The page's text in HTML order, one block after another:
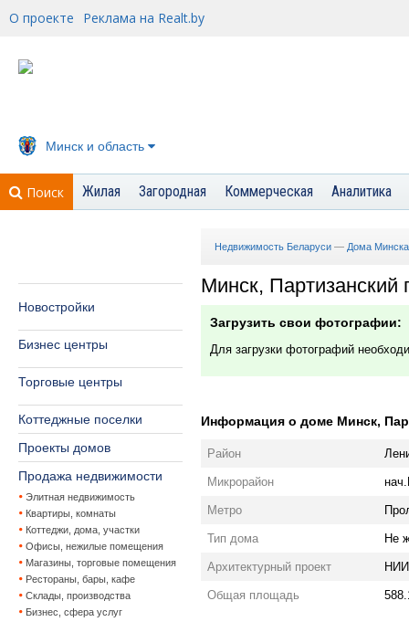
О проекте Реклама на Realt.by
Минск и область
Поиск Жилая Загородная Коммерческая Аналитика
Новостройки
Бизнес центры
Торговые центры
Коттеджные поселки
Проекты домов
Продажа недвижимости
Элитная недвижимость
Квартиры, комнаты
Коттеджи, дома, участки
Офисы, нежилые помещения
Магазины, торговые помещения
Рестораны, бары, кафе
Склады, производства
Бизнес, сфера услуг
Недвижимость Беларуси — Дома Минска
Минск, Партизанский
Загрузить свои фотографии:
Для загрузки фотографий
Информация о доме Минск,
Район
Микрорайон
Метро
Тип дома Не
Архитектурный проект НИИ
Общая площадь